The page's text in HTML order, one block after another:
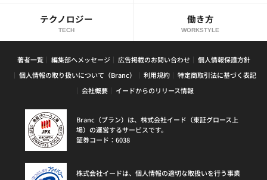
テクノロジー
TECH
働き方
WORKSTYLE
著者一覧 編集部へメッセージ 広告掲載のお問い合わせ
個人情報保護方針
個人情報の取り扱いについて（Branc）
利用規約
特定商取引法に基づく表記
会社概要
イードからのリリース情報
Branc（ブラン）は、株式会社イード（東証グロース上
場）の運営するサービスです。
証券コード：6038
株式会社イードは、個人情報の適切な取扱いを行う事業